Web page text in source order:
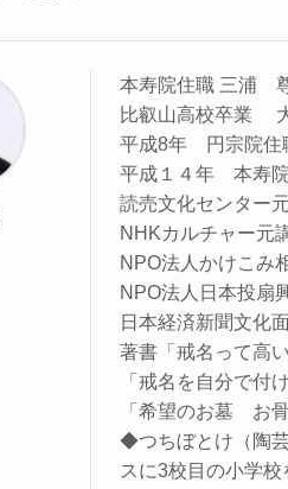
本寿院住職 三浦
比叡山高校卒業
平成8年 円宗院
平成１４年 本寿
読売文化センター
NHKカルチャー元
NPO法人かけこみ
NPO法人日本投扇
日本経済新聞文化
著書「戒名って高
「戒名を自分で付
「希望のお墓 お
◆つちぼとけ（陶
スに3校目の小学